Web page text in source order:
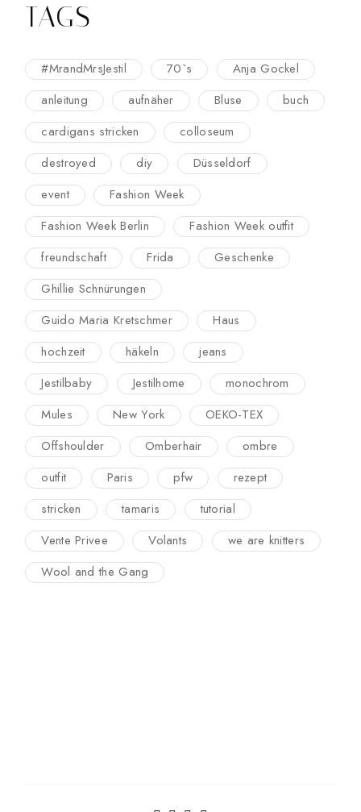
TAGS
#MrandMrsJestil 70`s
Anja Gockel
anleitung
aufnäher Bluse
buch
cardigans stricken
colloseum
destroyed
diy
Düsseldorf
event
Fashion Week
Fashion Week Berlin
Fashion Week outfit
freundschaft
Frida
Geschenke
Ghillie Schnürungen
Guido Maria Kretschmer
Haus
hochzeit
häkeln
jeans
Jestilbaby
Jestilhome
monochrom
Mules
New York
OEKO-TEX
Offshoulder
Omberhair
ombre
outfit
Paris pfw
rezept
stricken
tamaris
tutorial
Vente Privee
Volants
we are knitters
Wool and the Gang